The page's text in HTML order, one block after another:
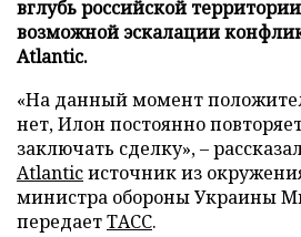
вглубь российской
возможной эскалации
Atlantic.
«На данный момент
нет, Илон постоянно
заключать сделку», –
Atlanticисточник из
министра обороны Украины
передаетТАСС.